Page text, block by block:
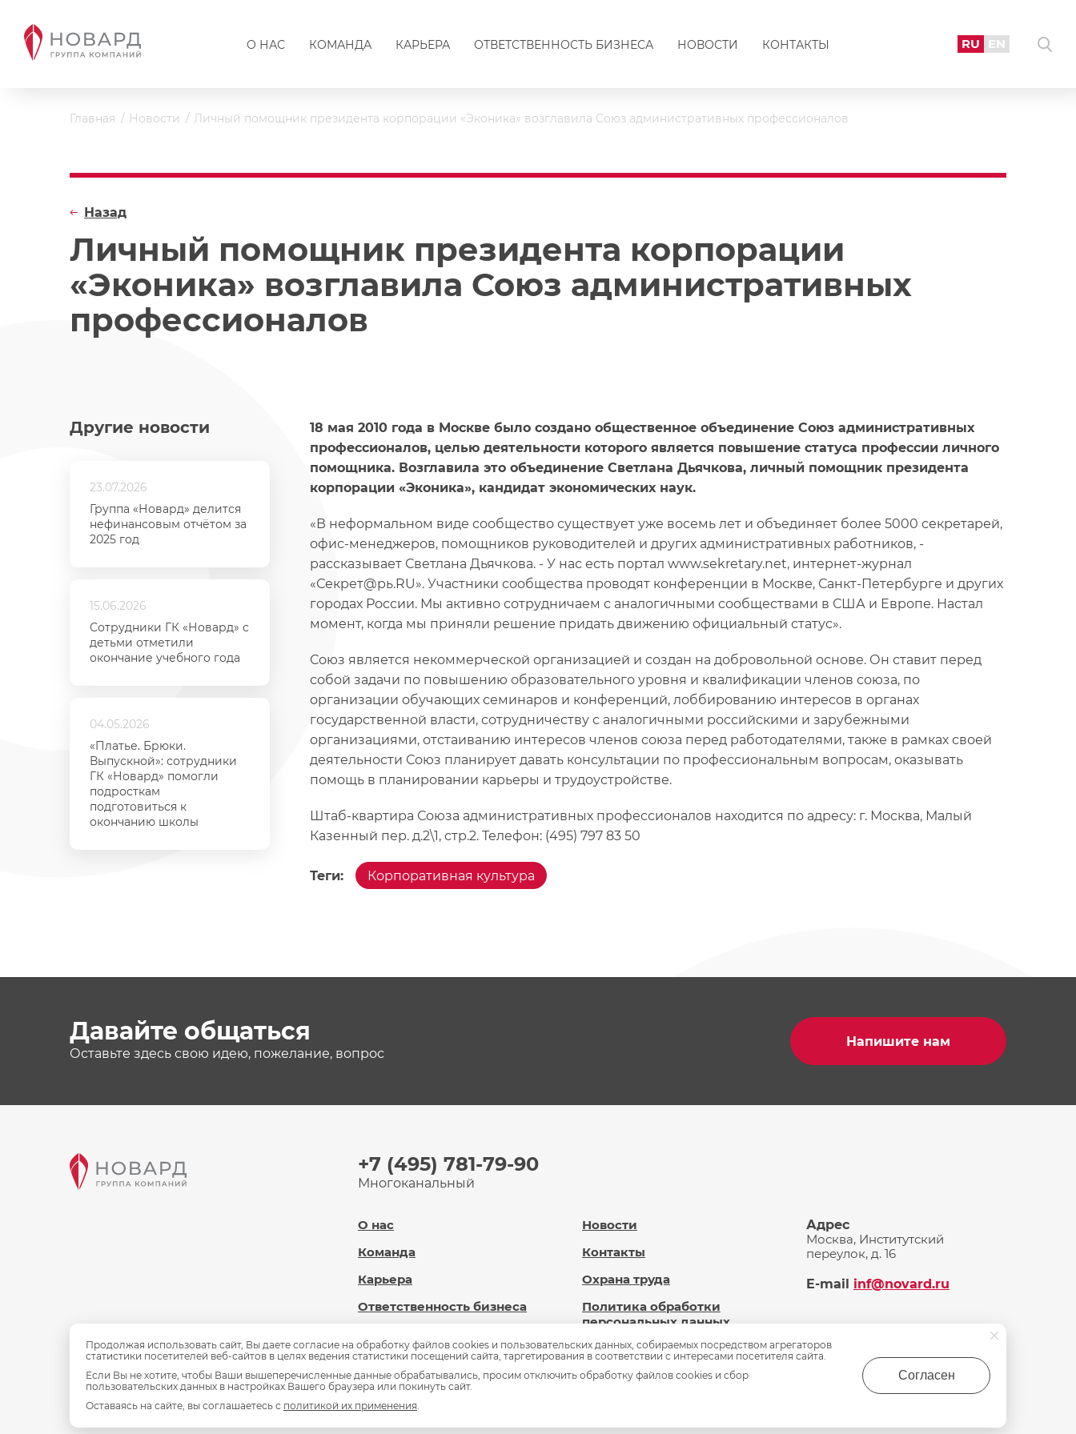
О НАС КОМАНДА КАРЬЕРА ОТВЕТСТВЕННОСТЬ БИЗНЕСА НОВОСТИ КОНТАКТЫ RU EN
Главная Новости Личный помощник президента корпорации «Эконика» возглавила Союз административных профессионалов
Личный помощник президента корпорации
«Эконика» возглавила Союз административных
профессионалов
Назад
Другие новости
23.07.2026
Группа «Новард» делится
нефинансовым отчётом за
2025 год
15.06.2026
Сотрудники ГК «Новард» с
детьми отметили
окончание учебного года
04.05.2026
«Платье. Брюки.
Выпускной»: сотрудники
ГК «Новард» помогли
подросткам
подготовиться к
окончанию школы
18 мая 2010 года в Москве было создано общественное объединение Союз административных
профессионалов, целью деятельности которого является повышение статуса профессии личного
помощника. Возглавила это объединение Светлана Дьячкова, личный помощник президента
корпорации «Эконика», кандидат экономических наук.
«В неформальном виде сообщество существует уже восемь лет и объединяет более 5000 секретарей,
офис-менеджеров, помощников руководителей и других административных работников, -
рассказывает Светлана Дьячкова. - У нас есть портал www.sekretary.net, интернет-журнал
«Секрет@рь.RU». Участники сообщества проводят конференции в Москве, Санкт-Петербурге и других
городах России. Мы активно сотрудничаем с аналогичными сообществами в США и Европе. Настал
момент, когда мы приняли решение придать движению официальный статус».
Союз является некоммерческой организацией и создан на добровольной основе. Он ставит перед
собой задачи по повышению образовательного уровня и квалификации членов союза, по
организации обучающих семинаров и конференций, лоббированию интересов в органах
государственной власти, сотрудничеству с аналогичными российскими и зарубежными
организациями, отстаиванию интересов членов союза перед работодателями, также в рамках своей
деятельности Союз планирует давать консультации по профессиональным вопросам, оказывать
помощь в планировании карьеры и трудоустройстве.
Штаб-квартира Союза административных профессионалов находится по адресу: г. Москва, Малый
Казенный пер. д.2\1, стр.2. Телефон: (495) 797 83 50
Теги: Корпоративная культура
Давайте общаться
Оставьте здесь свою идею, пожелание, вопрос
Напишите нам
+7 (495) 781-79-90
Многоканальный
О нас
Команда
Карьера
Ответственность бизнеса
Доброновард.рф
Статьи
Новости
Контакты
Охрана труда
Политика обработки
персональных данных
Сведения об
образовательной
организации
Адрес
Москва, Институтский
переулок, д. 16
E-mail inf@novard.ru
Продолжая использовать сайт, Вы даете согласие на обработку файлов cookies и пользовательских данных, собираемых посредством агрегаторов
статистики посетителей веб-сайтов в целях ведения статистики посещений сайта, таргетирования в соответствии с интересами посетителя сайта.
Если Вы не хотите, чтобы Ваши вышеперечисленные данные обрабатывались, просим отключить обработку файлов cookies и сбор
пользовательских данных в настройках Вашего браузера или покинуть сайт.
Оставаясь на сайте, вы соглашаетесь с политикой их применения.
Согласен